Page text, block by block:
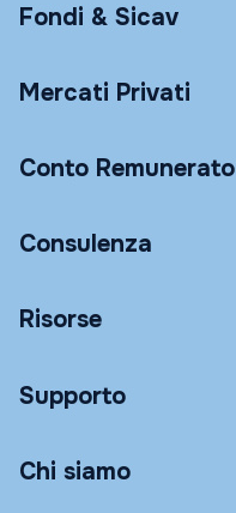
Fondi & Sicav
Mercati Privati
Conto Remunerato
Consulenza
Risorse
Supporto
Chi siamo